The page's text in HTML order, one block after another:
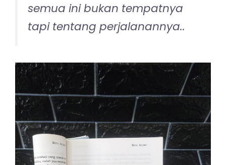
semua ini bukan tempatnya
tapi tentang perjalanannya..